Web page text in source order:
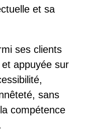
et sa
ses clients
appuyée sur
sans
compétence